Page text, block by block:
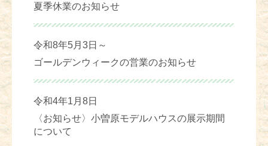
夏季休業のお知らせ
令和8年5月3日～
ゴールデンウィークの営業のお知らせ
令和4年1月8日
〈お知らせ〉小曽原モデルハウスの展示期間
について